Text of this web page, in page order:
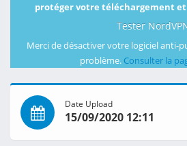
protéger votre téléchargement
Tester
Merci de désactiver votre logiciel anti-
problème. Consulter la
Date Upload
15/09/2020 12:11